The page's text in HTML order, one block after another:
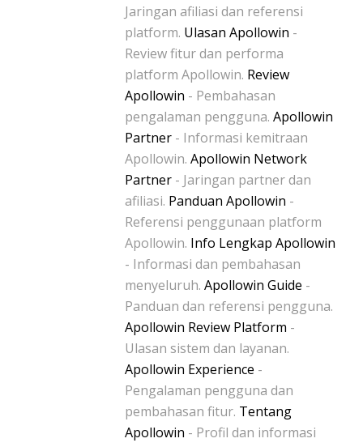
Jaringan afiliasi dan referensi
platform. Ulasan Apollowin -
Review fitur dan performa
platform Apollowin. Review
Apollowin - Pembahasan
pengalaman pengguna. Apollowin
Partner - Informasi kemitraan
Apollowin. Apollowin Network
Partner - Jaringan partner dan
afiliasi. Panduan Apollowin -
Referensi penggunaan platform
Apollowin. Info Lengkap Apollowin
- Informasi dan pembahasan
menyeluruh. Apollowin Guide -
Panduan dan referensi pengguna.
Apollowin Review Platform -
Ulasan sistem dan layanan.
Apollowin Experience -
Pengalaman pengguna dan
pembahasan fitur. Tentang
Apollowin - Profil dan informasi